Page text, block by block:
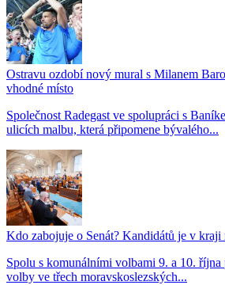
Ostravu ozdobí nový mural s Milanem
vhodné místo
Společnost Radegast ve spolupráci s
ulicích malbu, která připomene bývalého...
Kdo zabojuje o Senát? Kandidátů je v kraji
Spolu s komunálními volbami 9. a 10. října
volby ve třech moravskoslezských...